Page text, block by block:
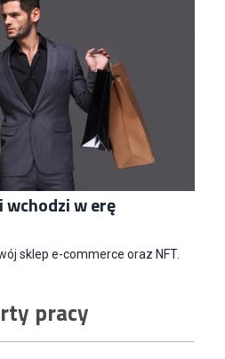
w erę
sklep e-commerce oraz NFT.
pracy
Ruchu
Warszawa
Sprzedaży B2B (K/M/N)
Skarbimierzyce
m)